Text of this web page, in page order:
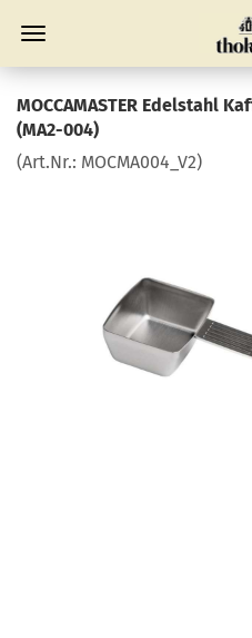
MOCCAMASTER Edelstahl
(MA2-004)
(Art.Nr.: MOCMA004_V2)